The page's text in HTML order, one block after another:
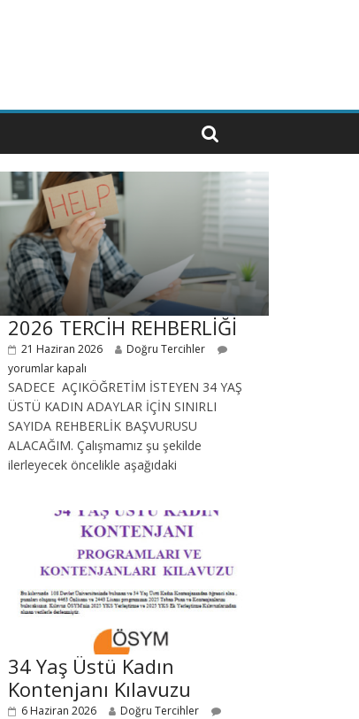
2026 TERCİH REHBERLİĞİ
21 Haziran 2026
Doğru Tercihler
yorumlar kapalı
SADECE AÇIKÖĞRETİM İSTEYEN 34 YAŞ
ÜSTÜ KADIN ADAYLAR İÇİN SINIRLI
SAYIDA REHBERLİK BAŞVURUSU
ALACAĞIM. Çalışmamız şu şekilde
ilerleyecek öncelikle aşağıdaki
34 Yaş Üstü Kadın
Kontenjanı Kılavuzu
6 Haziran 2026
Doğru Tercihler